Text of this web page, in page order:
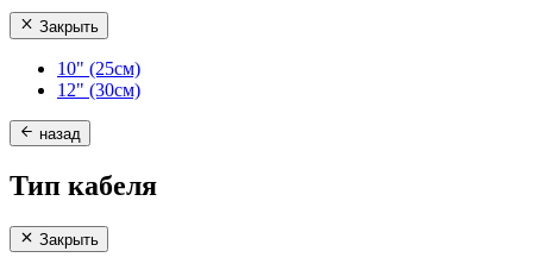
Закрыть
10" (25см)
12" (30см)
назад
Тип кабеля
Закрыть